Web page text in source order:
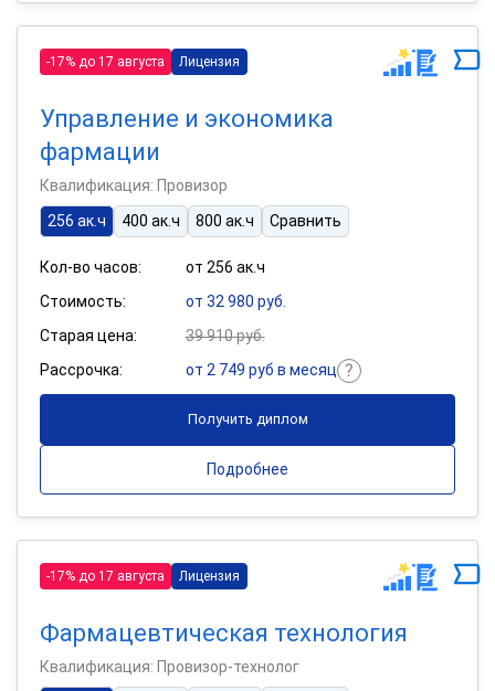
-17% до 17 августа Лицензия
Управление и экономика
фармации
Квалификация: Провизор
256 ак.ч
400 ак.ч 800 ак.ч Сравнить
Кол-во часов:
от 256 ак.ч
Стоимость:
от 32 980 руб.
Старая цена:
39 910 руб.
Рассрочка:
от 2 749 руб в месяц
Получить диплом
Подробнее
-17% до 17 августа Лицензия
Фармацевтическая технология
Квалификация: Провизор-технолог